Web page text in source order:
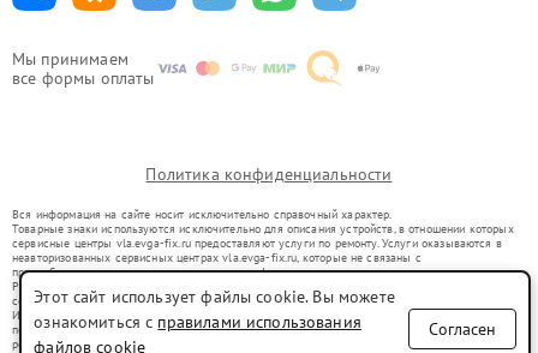
Мы принимаем
все формы оплаты
Политика конфиденциальности
Вся информация на сайте носит исключительно справочный характер.
Товарные знаки используются исключительно для описания устройств, в отношении которых
сервисные центры vla.evga-fix.ru предоставляют услуги по ремонту. Услуги оказываются в
неавторизованных сервисных центрах vla.evga-fix.ru, которые не связаны с
правообладателями товарных знаков или их официальными представителями.
Ремонт осуществляется для устройств, уже введенных в гражданский оборот в соответствии
со статьей 1487 ГК РФ.
Использование товарных знаков не преследует цели индивидуализации услуг или введения
потребителей в заблуждение, а служит для информирования о предоставляемых услугах по
ремонту техники указанных брендов.
Этот сайт использует файлы cookie. Вы можете
ознакомиться с правилами использования
файлов cookie
Согласен